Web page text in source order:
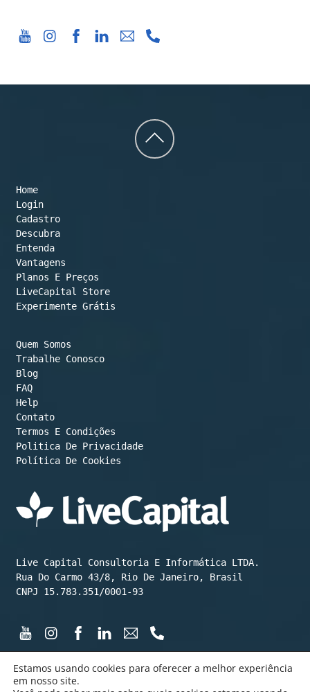
Back
Home
Login
Cadastro
Descubra
Entenda
Vantagens
Planos E Preços
LiveCapital Store
Experimente Grátis
Quem Somos
Trabalhe Conosco
Blog
FAQ
Help
Contato
Termos E Condições
Política De Cookies
Live Capital Consultoria E Informática LTDA.
Rua Do Carmo 43/8, Rio De Janeiro, Brasil
CNPJ 15.783.351/0001-93
Estamos usando cookies para oferecer a melhor experiência
em nosso site.